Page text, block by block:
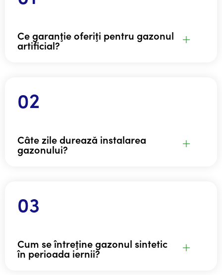
Ce garanţie oferiţi pentru gazonul
artificial?
Câte zile durează instalarea
gazonului?
Cum se întreţine gazonul sintetic
în perioada iernii?